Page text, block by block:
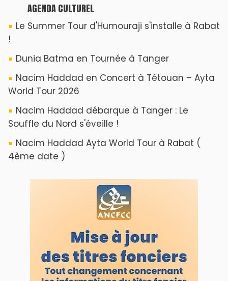
ABOUT US
A propos de L'ODJ
Proposer votre article
LODJ VIDÉO
LODJ AUDIO
WEB RADIO R212
Copyright © 2022 Groupe de presse Arrissala
Ce site utilise Google Analytics. En continuant à naviguer, vous nous
autorisez à déposer un cookie à des fins de mesure d'audience
Plan du site| Syndication